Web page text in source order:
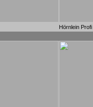
Hörnlein